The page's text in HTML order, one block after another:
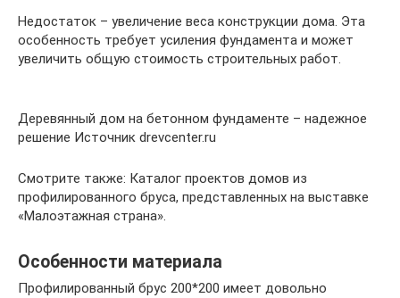
Недостаток – увеличение веса конструкции дома. Эта
особенность требует усиления фундамента и может
увеличить общую стоимость строительных работ.
Деревянный дом на бетонном фундаменте – надежное
решение Источник drevcenter.ru
Смотрите также: Каталог проектов домов из
профилированного бруса, представленных на выставке
«Малоэтажная страна».
Особенности материала
Профилированный брус 200*200 имеет довольно